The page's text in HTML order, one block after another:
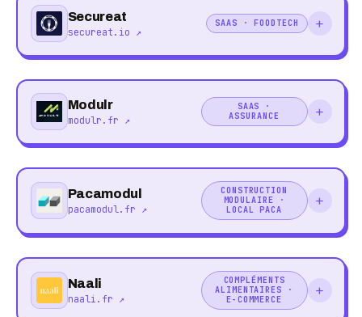
Secureat
secureat.io ↗
SAAS · FOODTECH +
Modulr
modulr.fr ↗
SAAS ·
ASSURANCE
+
Pacamodul
pacamodul.fr ↗
CONSTRUCTION
MODULAIRE ·
LOCAL PACA
+
Naali
naali.fr ↗
COMPLÉMENTS
ALIMENTAIRES ·
E-COMMERCE
+